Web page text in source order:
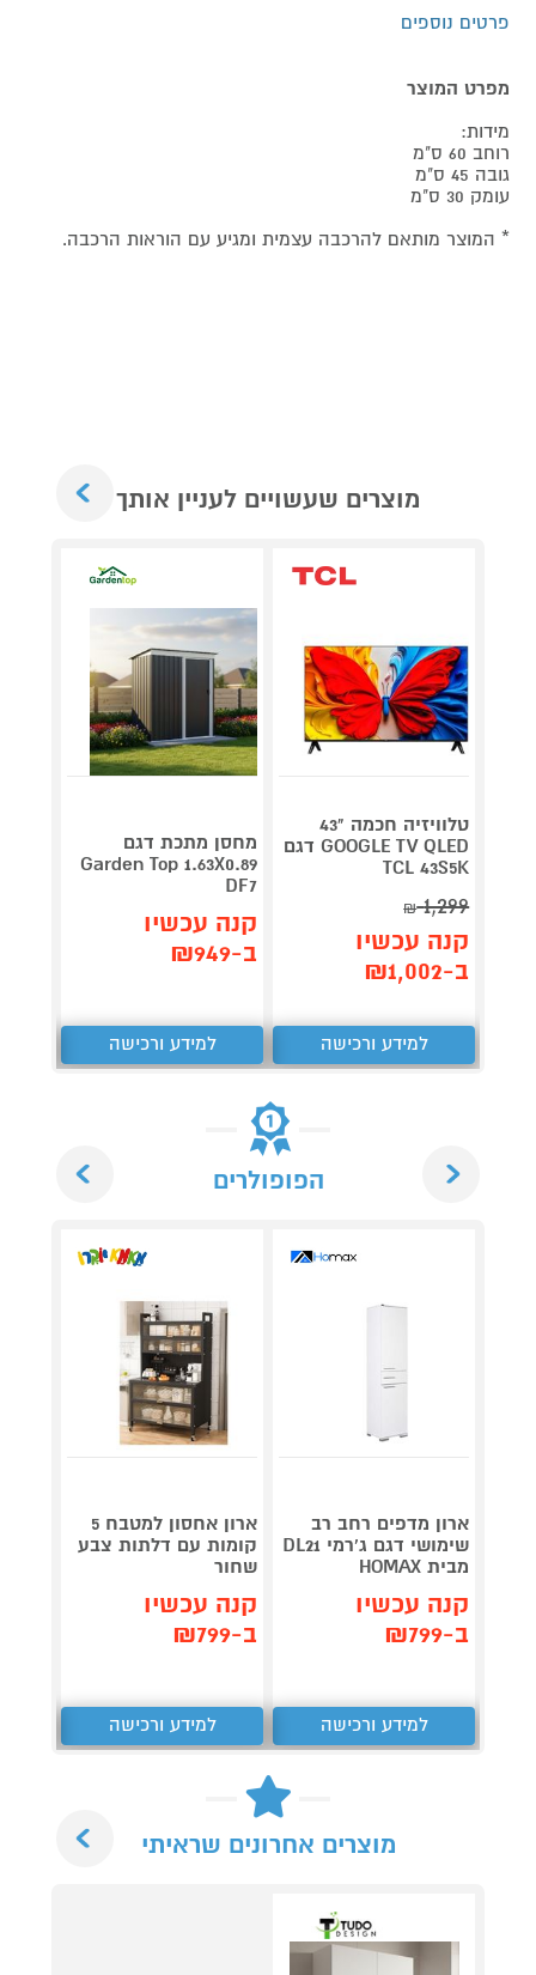
פרטים נוספים
מפרט המוצר
מידות:
רוחב 60 ס"מ
גובה 45 ס"מ
עומק 30 ס"מ
* המוצר מותאם להרכבה עצמית ומגיע עם הוראות הרכבה.
מוצרים שעשויים לעניין אותך
טלוויזיה חכמה "43
GOOGLE TV QLED דגם
TCL 43S5K
1,299
₪
קנה עכשיו
ב-₪1,002
למידע ורכישה
מחסן מתכת דגם
Garden Top 1.63X0.89
DF7
קנה עכשיו
ב-₪949
למידע ורכישה
הפופולרים
ארון מדפים רחב רב
שימושי דגם ג'רמי DL21
מבית HOMAX
קנה עכשיו
ב-₪799
למידע ורכישה
ארון אחסון למטבח 5
קומות עם דלתות צבע
שחור
קנה עכשיו
ב-₪799
למידע ורכישה
מוצרים אחרונים שראיתי